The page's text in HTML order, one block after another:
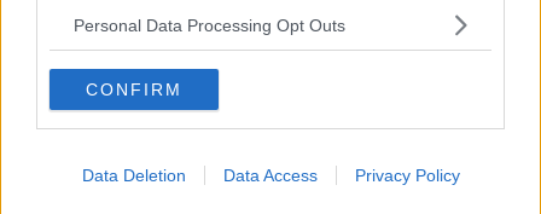
Personal Data Processing Opt Outs
CONFIRM
Data Deletion Data Access Privacy Policy
Coronavirus
La prostata
Virus
Elezioni
Definizioni 6